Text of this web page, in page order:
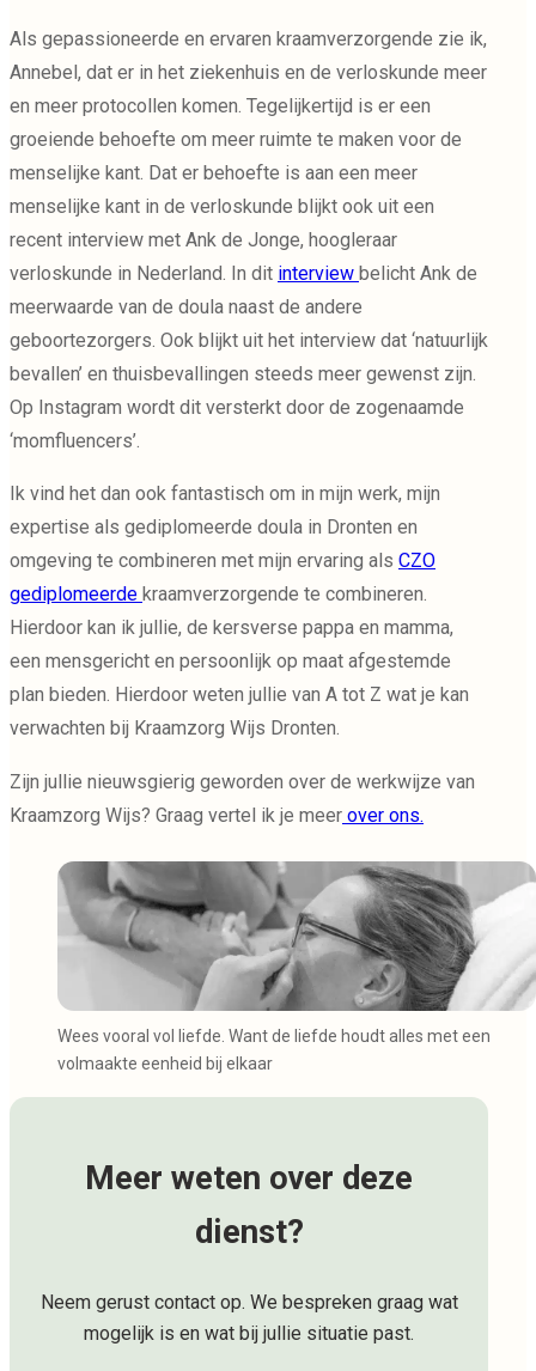
Als gepassioneerde en ervaren kraamverzorgende zie ik,
Annebel, dat er in het ziekenhuis en de verloskunde meer
en meer protocollen komen. Tegelijkertijd is er een
groeiende behoefte om meer ruimte te maken voor de
menselijke kant. Dat er behoefte is aan een meer
menselijke kant in de verloskunde blijkt ook uit een
recent interview met Ank de Jonge, hoogleraar
verloskunde in Nederland. In dit interview belicht Ank de
meerwaarde van de doula naast de andere
geboortezorgers. Ook blijkt uit het interview dat ‘natuurlijk
bevallen’ en thuisbevallingen steeds meer gewenst zijn.
Op Instagram wordt dit versterkt door de zogenaamde
‘momfluencers’.
Ik vind het dan ook fantastisch om in mijn werk, mijn
expertise als gediplomeerde doula in Dronten en
omgeving te combineren met mijn ervaring als CZO
gediplomeerde kraamverzorgende te combineren.
Hierdoor kan ik jullie, de kersverse pappa en mamma,
een mensgericht en persoonlijk op maat afgestemde
plan bieden. Hierdoor weten jullie van A tot Z wat je kan
verwachten bij Kraamzorg Wijs Dronten.
Zijn jullie nieuwsgierig geworden over de werkwijze van
Kraamzorg Wijs? Graag vertel ik je meer over ons.
Wees vooral vol liefde. Want de liefde houdt alles met een
volmaakte eenheid bij elkaar
Meer weten over deze
dienst?
Neem gerust contact op. We bespreken graag wat
mogelijk is en wat bij jullie situatie past.